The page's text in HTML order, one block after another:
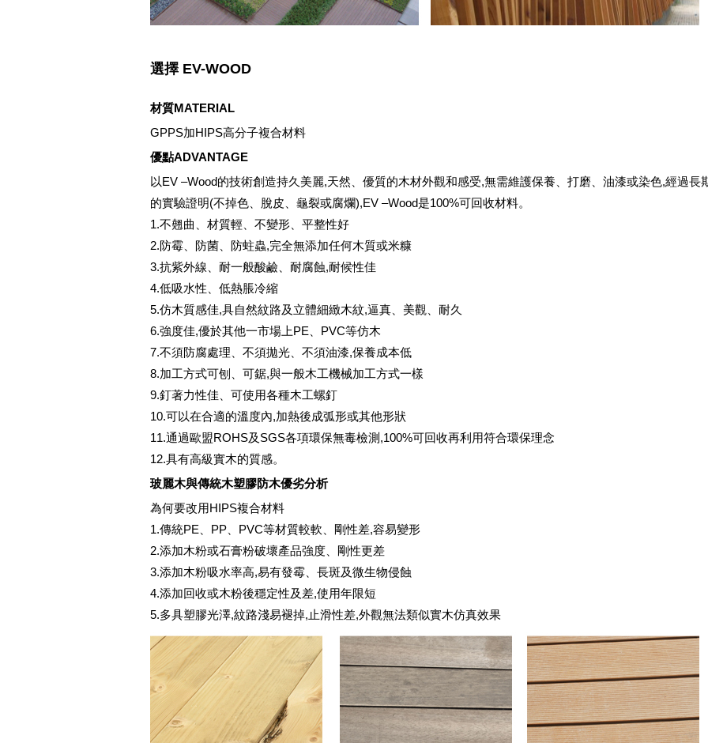
選擇 EV-WOOD
材質MATERIAL
GPPS加HIPS高分子複合材料
優點ADVANTAGE
以EV –Wood的技術創造持久美麗,天然、優質的木材外觀和感受,無需維護保養、打磨、油漆或染色,經過長
的實驗證明(不掉色、脫皮、龜裂或腐爛),EV –Wood是100%可回收材料。
1.不翹曲、材質輕、不變形、平整性好
2.防霉、防菌、防蛀蟲,完全無添加任何木質或米糠
3.抗紫外線、耐一般酸鹼、耐腐蝕,耐候性佳
4.低吸水性、低熱脹冷縮
5.仿木質感佳,具自然紋路及立體細緻木紋,逼真、美觀、耐久
6.強度佳,優於其他一市場上PE、PVC等仿木
7.不須防腐處理、不須拋光、不須油漆,保養成本低
8.加工方式可刨、可鋸,與一般木工機械加工方式一樣
9.釘著力性佳、可使用各種木工螺釘
10.可以在合適的溫度內,加熱後成弧形或其他形狀
11.通過歐盟ROHS及SGS各項環保無毒檢測,100%可回收再利用符合環保理念
12.具有高級實木的質感。
玻麗木與傳統木塑膠防木優劣分析
為何要改用HIPS複合材料
1.傳統PE、PP、PVC等材質較軟、剛性差,容易變形
2.添加木粉或石膏粉破壞產品強度、剛性更差
3.添加木粉吸水率高,易有發霉、長斑及微生物侵蝕
4.添加回收或木粉後穩定性及差,使用年限短
5.多具塑膠光澤,紋路淺易褪掉,止滑性差,外觀無法類似實木仿真效果